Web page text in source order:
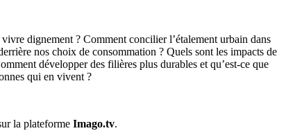
dignement ? Comment concilier l’étalement urbain dans
nos choix de consommation ? Quels sont les impacts de
développer des filières plus durables et qu’est-ce que
qui en vivent ?
la plateforme Imago.tv.